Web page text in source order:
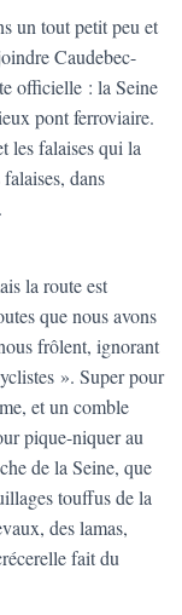
un tout petit peu et
Caudebec-
officielle : la Seine
pont ferroviaire.
les falaises qui la
dans
la route est
que nous avons
frôlent, ignorant
». Super pour
et un comble
pique-niquer au
de la Seine, que
touffus de la
des lamas,
fait du